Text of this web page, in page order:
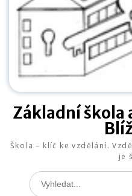
Základní škola
Škola – klíč ke vzdělání.
je
Search
for: